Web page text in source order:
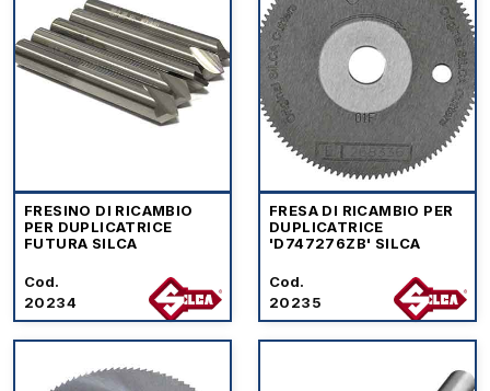
FRESINO DI RICAMBIO
PER DUPLICATRICE
FUTURA SILCA
Cod.
20234
FRESA DI RICAMBIO PER
DUPLICATRICE
'D747276ZB' SILCA
Cod.
20235